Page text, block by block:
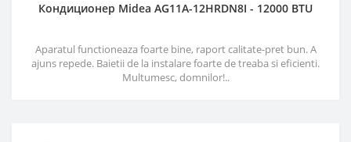
Кондиционер Midea AG11A-12HRDN8I - 12000 BTU
Aparatul functioneaza foarte bine, raport calitate-pret bun. A
ajuns repede. Baietii de la instalare foarte de treaba si eficienti.
Multumesc, domnilor!..